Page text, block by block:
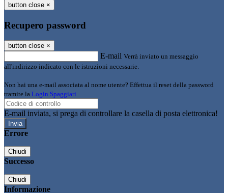
button close ×
Recupero password
button close ×
E-mail Verrà inviato un messaggio
all'indirizzo indicato con le istruzioni necessarie.
Non hai una e-mail associata al nome utente? Effettua il reset della password
tramite la Login Spaggiari
E-mail inviata, si prega di controllare la casella di posta elettronica!
Errore
Chiudi
Successo
Chiudi
Informazione